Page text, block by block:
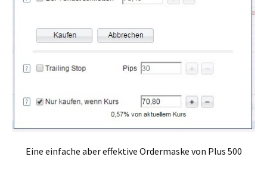
Eine einfache aber effektive Ordermaske von Plus 500